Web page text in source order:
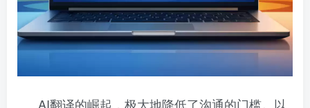
AI翻译的崛起，极大地降低了沟通的门槛。以